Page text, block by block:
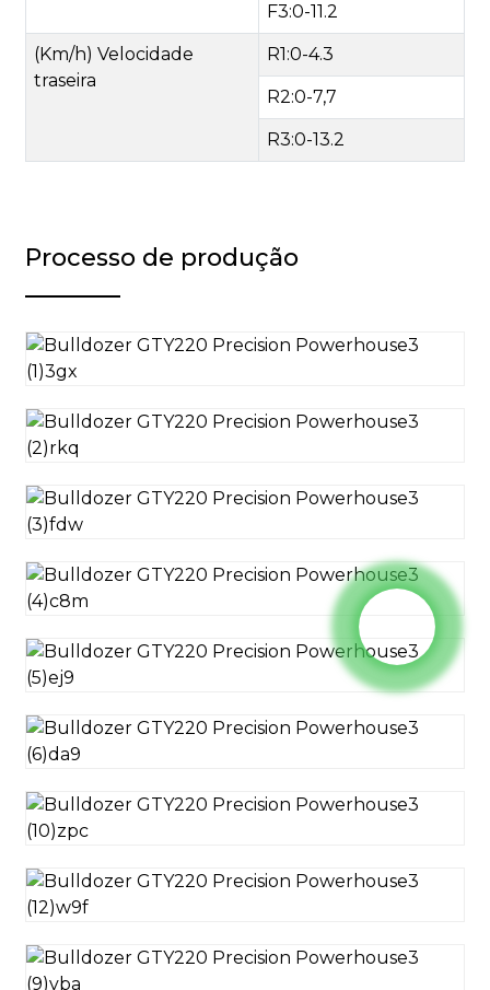
F3:0-11.2
(Km/h) Velocidade
traseira
R1:0-4.3
R2:0-7,7
R3:0-13.2
Processo de produção